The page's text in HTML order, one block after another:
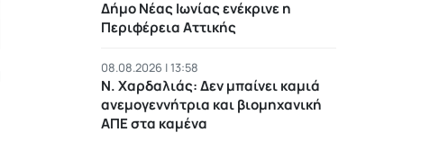
Δήμο Νέας Ιωνίας ενέκρινε η
Περιφέρεια Αττικής
08.08.2026 | 13:58
Ν. Χαρδαλιάς: Δεν μπαίνει καμιά
ανεμογεννήτρια και βιομηχανική
ΑΠΕ στα καμένα